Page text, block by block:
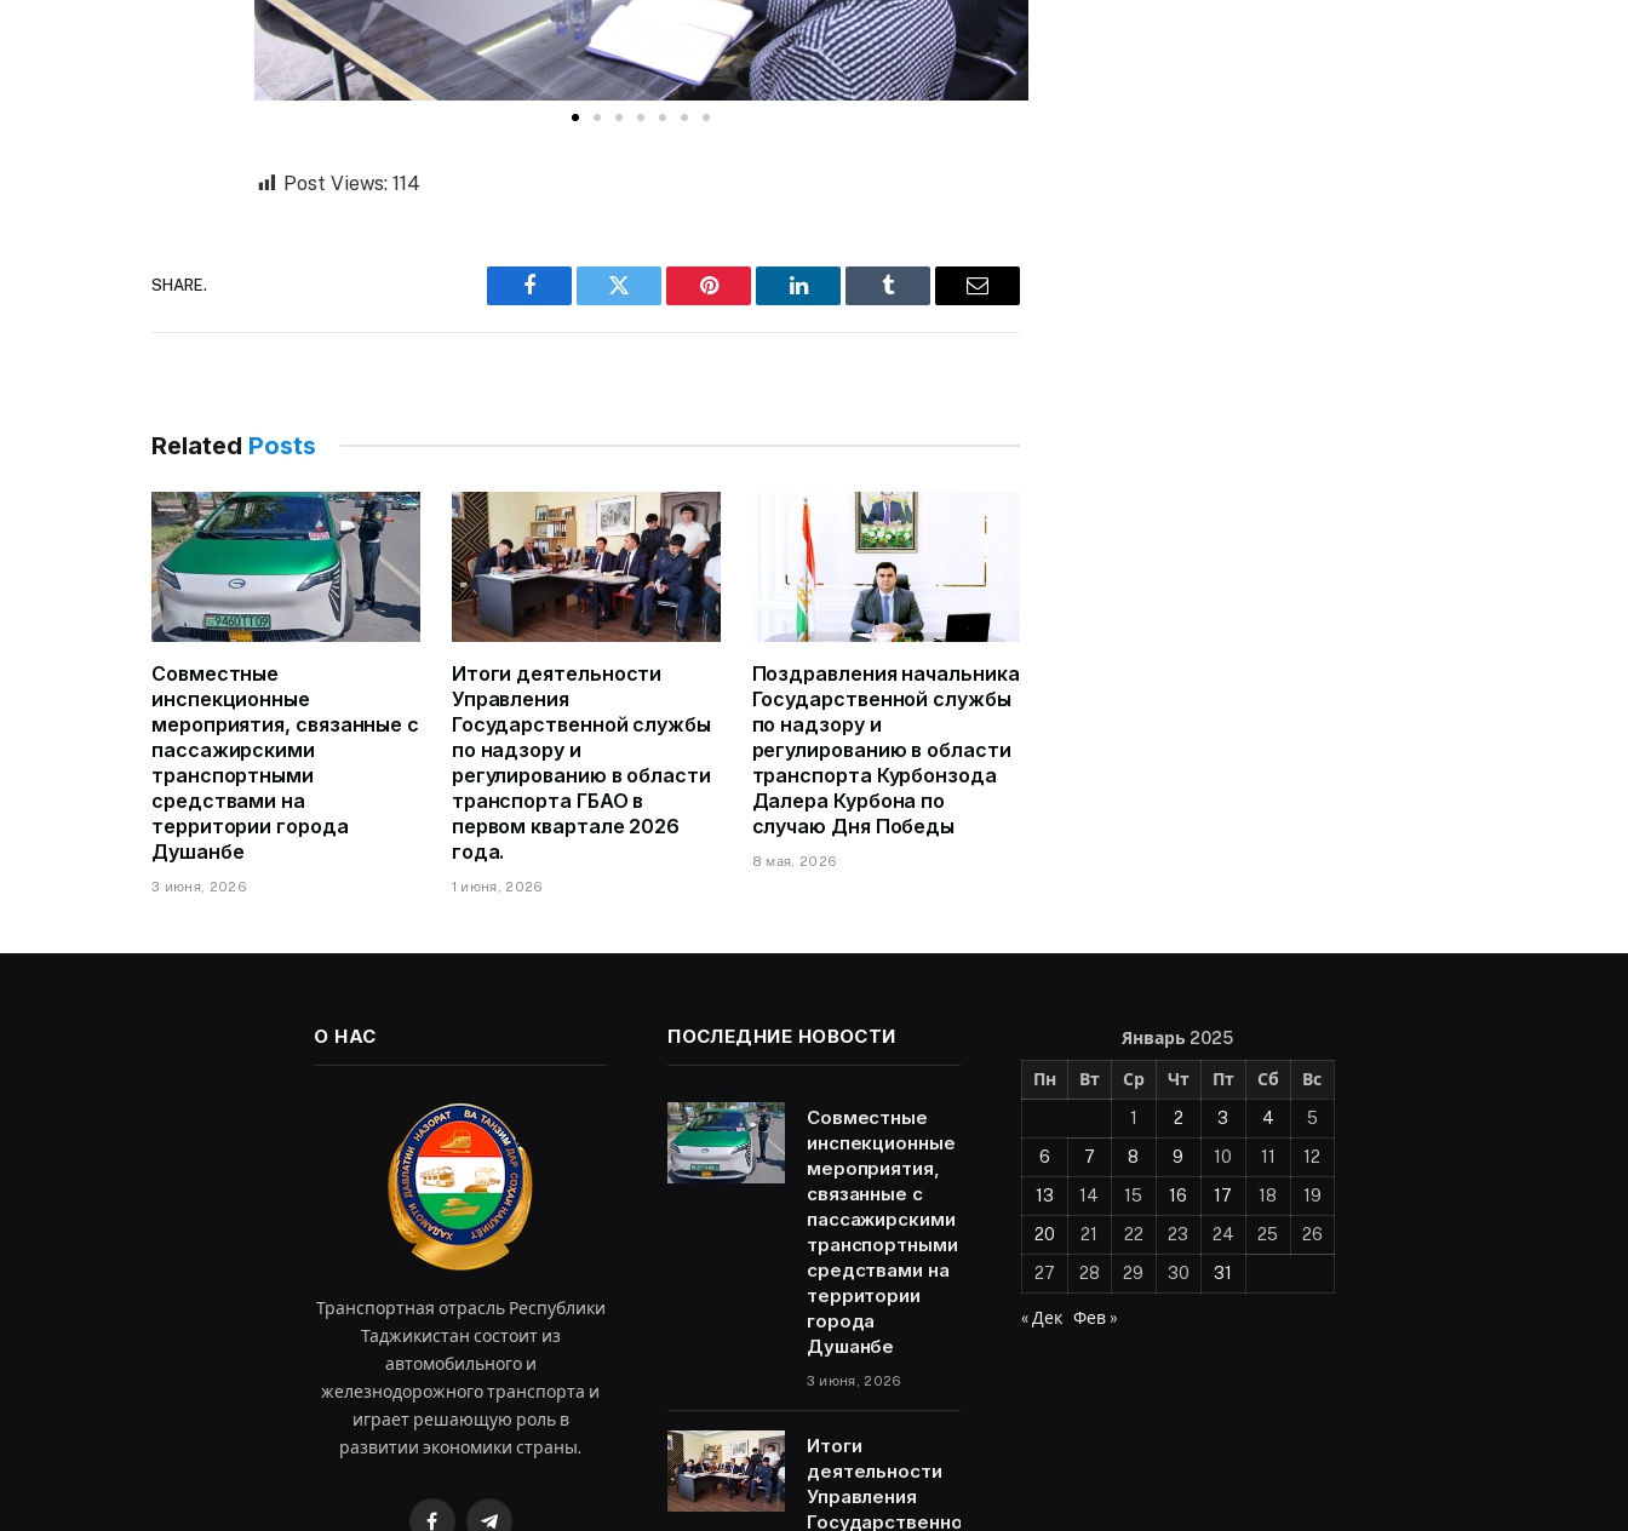
Post Views: 114
SHARE.
Facebook Twitter Pinterest LinkedIn Tumblr Email
Related Posts
Совместные
инспекционные
мероприятия, связанные с
пассажирскими
транспортными
средствами на
территории города
Душанбе
3 июня, 2026
Итоги деятельности
Управления
Государственной службы
по надзору и
регулированию в области
транспорта ГБАО в
первом квартале 2026
года.
1 июня, 2026
Поздравления начальника
Государственной службы
по надзору и
регулированию в области
транспорта Курбонзода
Далера Курбона по
случаю Дня Победы
8 мая, 2026
О НАС
Транспортная отрасль Республики
Таджикистан состоит из
автомобильного и
железнодорожного транспорта и
играет решающую роль в
развитии экономики страны.
ПОСЛЕДНИЕ НОВОСТИ
Совместные
инспекционные
мероприятия,
связанные с
пассажирскими
транспортными
средствами на
территории
города
Душанбе
3 июня, 2026
Итоги
деятельности
Управления
Государственной
Январь 2025
Пн Вт Ср Чт Пт Сб
Вс
1
2 3 4
5
6
7 8 9 10 11
12
13
14 15 16 17 18
19
20
21 22 23 24 25
26
27
28 29 30 31
« Дек Фев »